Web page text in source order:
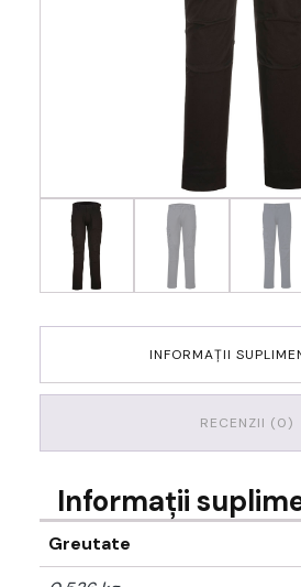
INFORMAȚII
RECENZII (0)
Informații
Greutate